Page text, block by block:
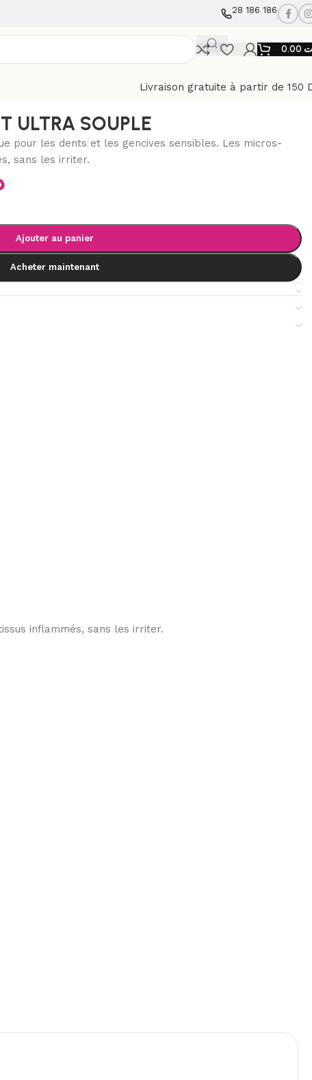
28 186 186
Livraison gratuite à partir de 150
ULTRA SOUPLE
pour les dents et les gencives sensibles. Les micros-
sans les irriter.
Ajouter au panier
Acheter maintenant
inflammés, sans les irriter.